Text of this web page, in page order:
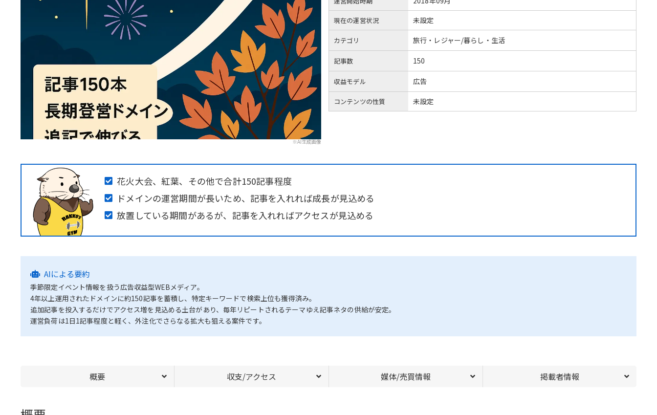
※AI生成画像
現在の運営状況 未設定
カテゴリ 旅行・レジャー/暮らし・生活
記事数 150
収益モデル 広告
コンテンツの性質 未設定
花火大会、紅葉、その他で合計150記事程度
ドメインの運営期間が長いため、記事を入れれば成長が見込める
放置している期間があるが、記事を入れればアクセスが見込める
AIによる要約
季節限定イベント情報を扱う広告収益型WEBメディア。
4年以上運用されたドメインに約150記事を蓄積し、特定キーワードで検索上位も獲得済み。
追加記事を投入するだけでアクセス増を見込める土台があり、毎年リピートされるテーマゆえ記事ネタの供給が安定。
運営負荷は1日1記事程度と軽く、外注化でさらなる拡大も狙える案件です。
概要 収支/アクセス 媒体/売買情報 掲載者情報